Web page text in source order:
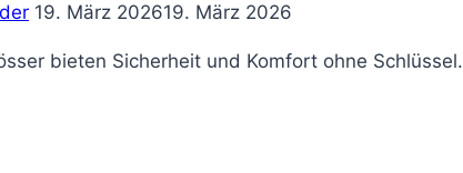
19. März 202619. März 2026
bieten Sicherheit und Komfort ohne